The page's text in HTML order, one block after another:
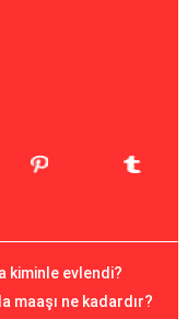
kiminle evlendi?
maaşı ne kadardır?